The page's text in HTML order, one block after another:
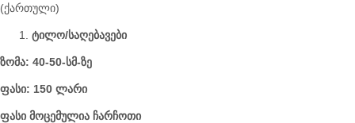
(ქართული)
ტილო/საღებავები
ზომა: 40-50-სმ-ზე
ფასი: 150 ლარი
ფასი მოცემულია ჩარჩოთი